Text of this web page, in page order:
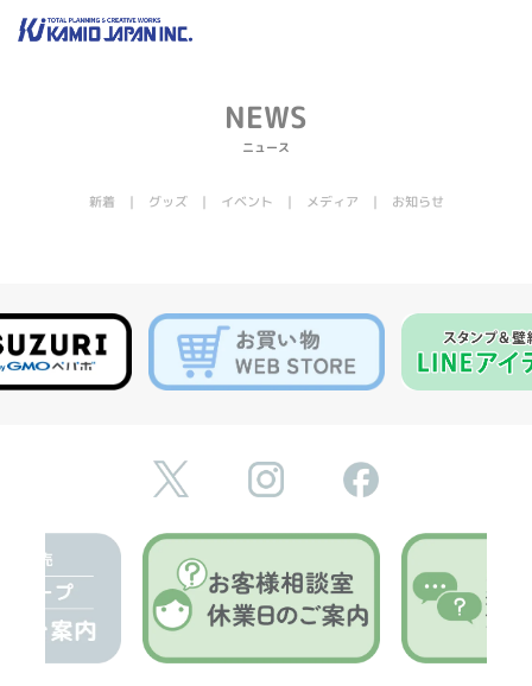
NEWS
ニュース
新着 グッズ イベント メディア お知らせ